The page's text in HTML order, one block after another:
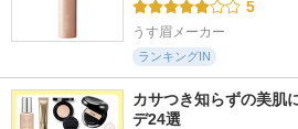
5
うす眉メーカー
ランキングIN
カサつき知らずの美肌
デ24選